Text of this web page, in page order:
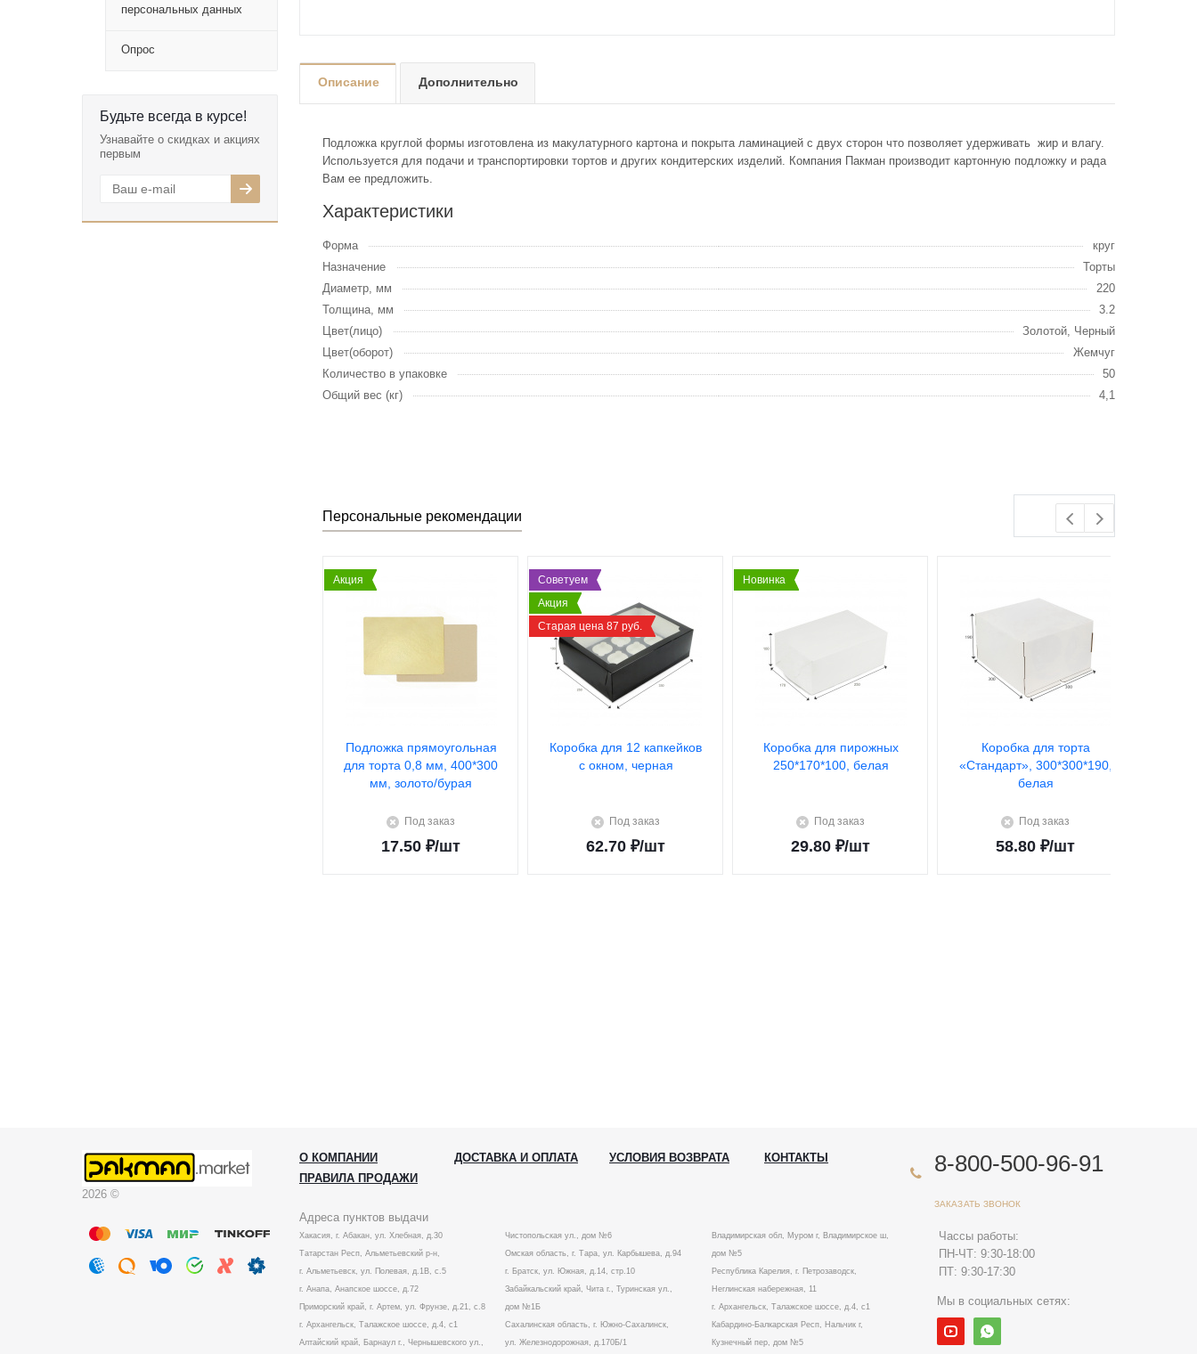
персональных данных
Опрос
Будьте всегда в курсе!
Узнавайте о скидках и акциях
первым
Описание Дополнительно
Подложка круглой формы изготовлена из макулатурного картона и покрыта ламинацией с двух сторон что позволяет удерживать жир и влагу.
Используется для подачи и транспортировки тортов и других кондитерских изделий. Компания Пакман производит картонную подложку и рада
Вам ее предложить.
Характеристики
Форма
круг
Назначение
Торты
Диаметр, мм
220
Толщина, мм
3.2
Цвет(лицо)
Золотой, Черный
Цвет(оборот)
Жемчуг
Количество в упаковке
50
Общий вес (кг)
4,1
Персональные рекомендации
Акция
Подложка прямоугольная
для торта 0,8 мм, 400*300
мм, золото/бурая
Под заказ
17.50 ₽/шт
Советуем
Акция
Старая цена 87 руб.
Коробка для 12 капкейков
с окном, черная
Под заказ
62.70 ₽/шт
Новинка
Коробка для пирожных
250*170*100, белая
Под заказ
29.80 ₽/шт
Коробка для торта
«Стандарт», 300*300*190,
белая
Под заказ
58.80 ₽/шт
2026 ©
О КОМПАНИИ ДОСТАВКА И ОПЛАТА УСЛОВИЯ ВОЗВРАТА
КОНТАКТЫ
ПРАВИЛА ПРОДАЖИ
Адреса пунктов выдачи
Хакасия, г. Абакан, ул. Хлебная, д.30
Татарстан Респ, Альметьевский р-н,
г. Альметьевск, ул. Полевая, д.1В, с.5
г. Анапа, Анапское шоссе, д.72
Приморский край, г. Артем, ул. Фрунзе, д.21, с.8
г. Архангельск, Талажское шоссе, д.4, с1
Алтайский край, Барнаул г., Чернышевского ул.,
Чистопольская ул., дом №6
Омская область, г. Тара, ул. Карбышева, д.94
г. Братск, ул. Южная, д.14, стр.10
Забайкальский край, Чита г., Туринская ул.,
дом №1Б
Сахалинская область, г. Южно-Сахалинск,
ул. Железнодорожная, д.170Б/1
Владимирская обл, Муром г, Владимирское ш,
дом №5
Республика Карелия, г. Петрозаводск,
Неглинская набережная, 11
г. Архангельск, Талажское шоссе, д.4, с1
Кабардино-Балкарская Респ, Нальчик г,
Кузнечный пер, дом №5
8-800-500-96-91
ЗАКАЗАТЬ ЗВОНОК
Чассы работы:
ПН-ЧТ: 9:30-18:00
ПТ: 9:30-17:30
Мы в социальных сетях: